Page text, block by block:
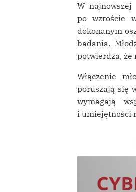
W
po wzroście
dokonanym
badania.
potwierdza, że
Włączenie
poruszają się
wymagają
i umiejętności